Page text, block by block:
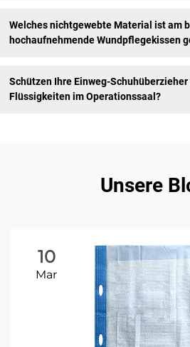
Welches nichtgewebte Material ist am
hochaufnehmende Wundpflegekissen
Schützen Ihre Einweg-Schuhüberzieher
Flüssigkeiten im Operationssaal?
Unsere
10
Mar